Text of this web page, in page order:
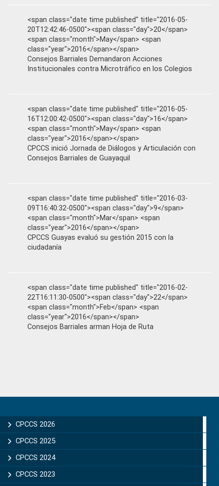
<span class="date time published" title="2016-05-
20T12:42:46-0500"><span class="day">20</span>
<span class="month">May</span> <span
class="year">2016</span></span>
Consejos Barriales Demandaron Acciones
Institucionales contra Microtráfico en los Colegios
<span class="date time published" title="2016-05-
16T12:00:42-0500"><span class="day">16</span>
<span class="month">May</span> <span
class="year">2016</span></span>
CPCCS inició Jornada de Diálogos y Articulación con
Consejos Barriales de Guayaquil
<span class="date time published" title="2016-03-
09T16:40:32-0500"><span class="day">9</span>
<span class="month">Mar</span> <span
class="year">2016</span></span>
CPCCS Guayas evaluó su gestión 2015 con la
ciudadanía
<span class="date time published" title="2016-02-
22T16:11:30-0500"><span class="day">22</span>
<span class="month">Feb</span> <span
class="year">2016</span></span>
Consejos Barriales arman Hoja de Ruta
Sidebar
CPCCS 2026
CPCCS 2025
CPCCS 2024
CPCCS 2023